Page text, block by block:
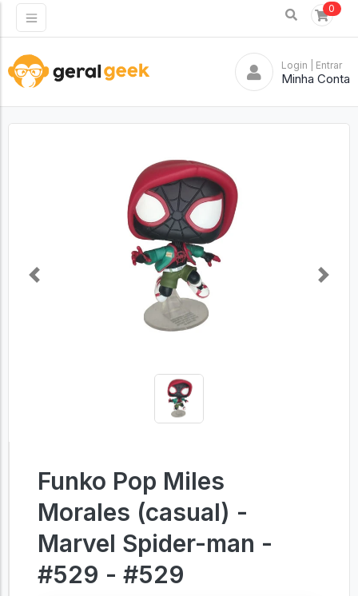
0
Login | Entrar
Minha Conta
Previous Next
Funko Pop Miles
Morales (casual) -
Marvel Spider-man -
#529 - #529